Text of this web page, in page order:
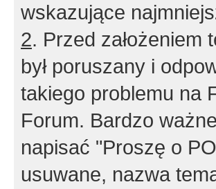
wskazujące
2. Przed
był poruszany i
takiego problemu na
Forum. Bardzo
napisać "Proszę o
usuwane, nazwa